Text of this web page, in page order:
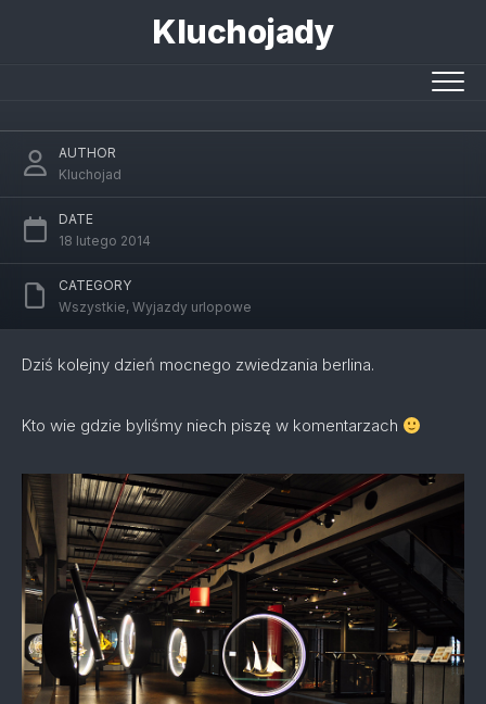
Kluchojady
AUTHOR
Kluchojad
DATE
18 lutego 2014
CATEGORY
Wszystkie, Wyjazdy urlopowe
Dziś kolejny dzień mocnego zwiedzania berlina.
Kto wie gdzie byliśmy niech piszę w komentarzach